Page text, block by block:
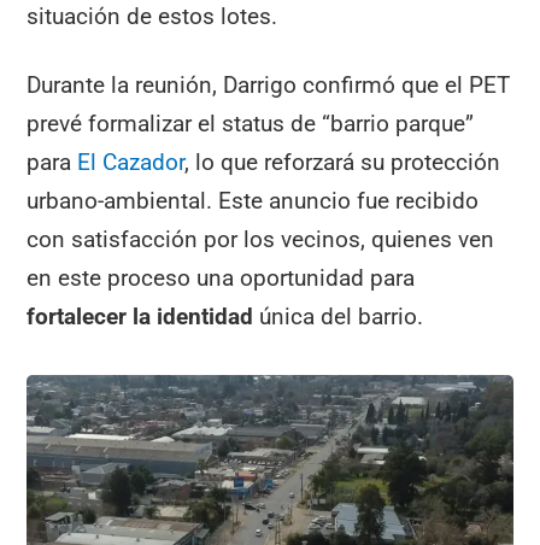
situación de estos lotes.
Durante la reunión, Darrigo confirmó que el PET
prevé formalizar el status de “barrio parque”
para El Cazador, lo que reforzará su protección
urbano-ambiental. Este anuncio fue recibido
con satisfacción por los vecinos, quienes ven
en este proceso una oportunidad para
fortalecer la identidad única del barrio.